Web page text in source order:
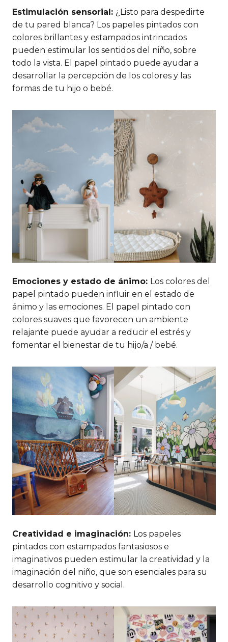
Estimulación sensorial: ¿Listo para despedirte
de tu pared blanca? Los papeles pintados con
colores brillantes y estampados intrincados
pueden estimular los sentidos del niño, sobre
todo la vista. El papel pintado puede ayudar a
desarrollar la percepción de los colores y las
formas de tu hijo o bebé.
Emociones y estado de ánimo: Los colores del
papel pintado pueden influir en el estado de
ánimo y las emociones. El papel pintado con
colores suaves que favorecen un ambiente
relajante puede ayudar a reducir el estrés y
fomentar el bienestar de tu hijo/a / bebé.
Creatividad e imaginación: Los papeles
pintados con estampados fantasiosos e
imaginativos pueden estimular la creatividad y la
imaginación del niño, que son esenciales para su
desarrollo cognitivo y social.